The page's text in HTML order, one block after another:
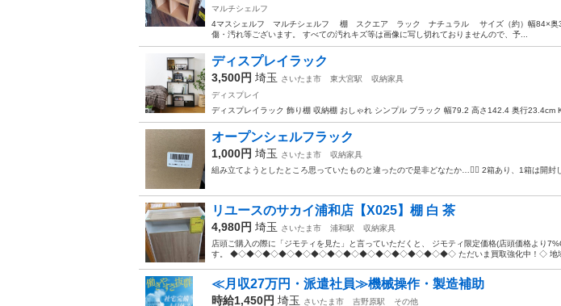
マルチシェルフ
4マスシェルフ マルチシェルフ 棚 スクエア ラック ナチュラル サイズ（約）幅84×奥
傷・汚れ等ございます。 すべての汚れキズ等は画像に写し切れておりませんので、予...
ディスプレイラック
3,500円 埼玉 さいたま市 東大宮駅
収納家具
ディスプレイ
ディスプレイラック 飾り棚 収納棚 おしゃれ シンプル ブラック 幅79.2 高さ142.4 奥行23.4cm
オープンシェルフラック
1,000円 埼玉 さいたま市
収納家具
組み立てようとしたところ思っていたものと違ったので是非どなたか…🙇‍♀️ 2箱あり、1箱は開封
リユースのサカイ浦和店【X025】棚 白 茶
4,980円 埼玉 さいたま市 浦和駅
収納家具
店頭ご購入の際に「ジモティを見た」と言っていただくと、 ジモティ限定価格(店頭価格より
す。 ◆◇◆◇◆◇◆◇◆◇◆◇◆◇◆◇◆◇◆◇◆◇◆◇◆◇◆◇ ただいま買取強化中！◇ 地域
≪月収27万円・派遣社員≫機械操作・製造補助
時給1,450円 埼玉 さいたま市 吉野原駅 その他